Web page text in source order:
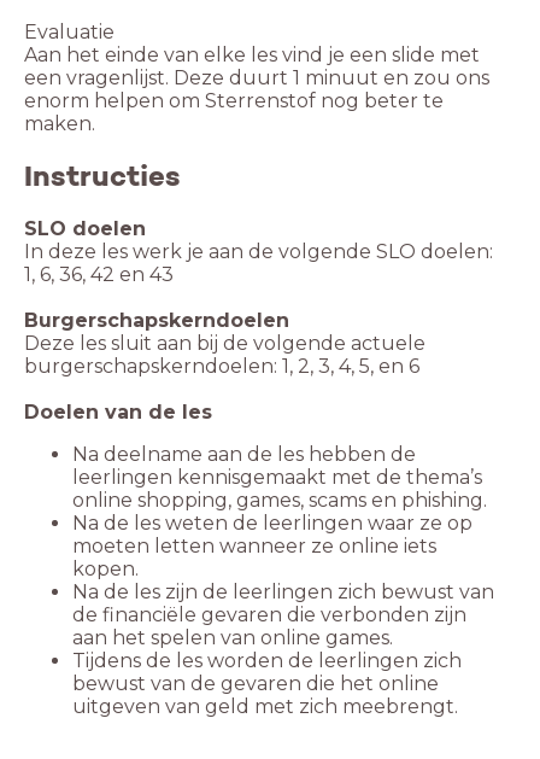
Evaluatie
Aan het einde van elke les vind je een slide met
een vragenlijst. Deze duurt 1 minuut en zou ons
enorm helpen om Sterrenstof nog beter te
maken.
Instructies
SLO doelen
In deze les werk je aan de volgende SLO doelen:
1, 6, 36, 42 en 43
Burgerschapskerndoelen
Deze les sluit aan bij de volgende actuele
burgerschapskerndoelen: 1, 2, 3, 4, 5, en 6
Doelen van de les
Na deelname aan de les hebben de
leerlingen kennisgemaakt met de thema’s
online shopping, games, scams en phishing.
Na de les weten de leerlingen waar ze op
moeten letten wanneer ze online iets
kopen.
Na de les zijn de leerlingen zich bewust van
de financiële gevaren die verbonden zijn
aan het spelen van online games.
Tijdens de les worden de leerlingen zich
bewust van de gevaren die het online
uitgeven van geld met zich meebrengt.